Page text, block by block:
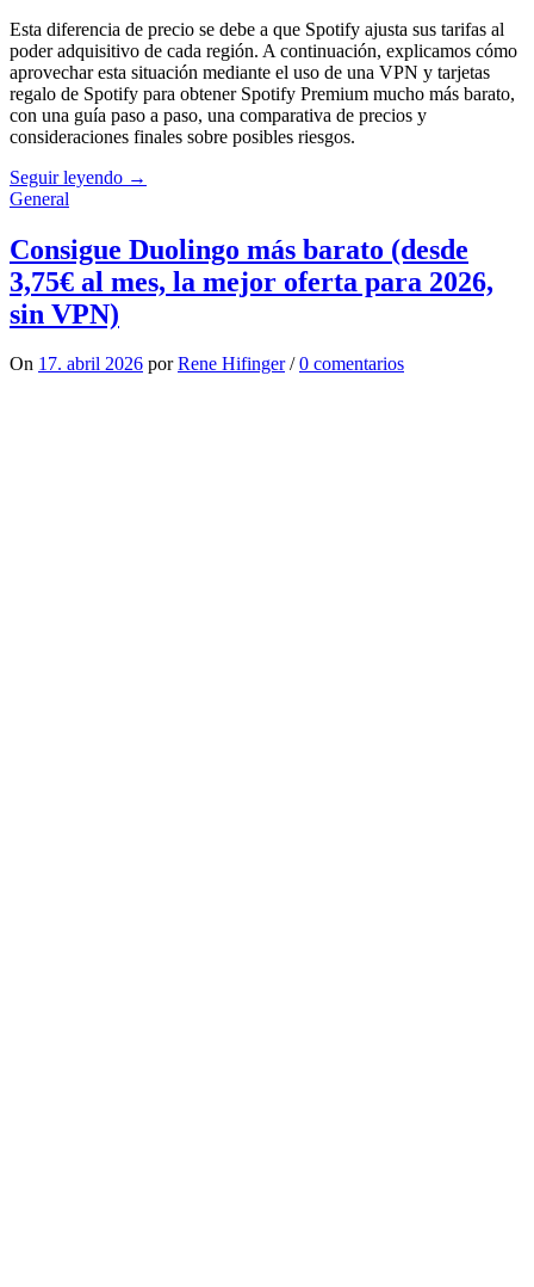
Esta diferencia de precio se debe a que Spotify ajusta sus tarifas al
poder adquisitivo de cada región. A continuación, explicamos cómo
aprovechar esta situación mediante el uso de una VPN y tarjetas
regalo de Spotify para obtener Spotify Premium mucho más barato,
con una guía paso a paso, una comparativa de precios y
consideraciones finales sobre posibles riesgos.
Seguir leyendo →
General
Consigue Duolingo más barato (desde
3,75€ al mes, la mejor oferta para 2026,
sin VPN)
On 17. abril 2026 porRene Hifinger /0 comentarios